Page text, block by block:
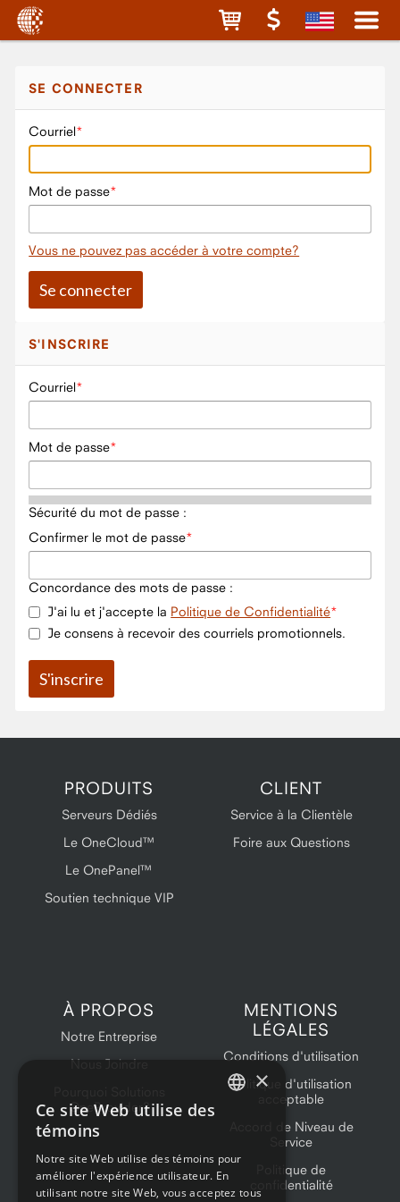
SE CONNECTER
Courriel
Mot de passe
Vous ne pouvez pas accéder à votre compte?
S'INSCRIRE
Courriel
Mot de passe
Sécurité du mot de passe :
Confirmer le mot de passe
Concordance des mots de passe :
J'ai lu et j'accepte la Politique de Confidentialité
Je consens à recevoir des courriels promotionnels.
PRODUITS
Serveurs Dédiés
Le OneCloud™
Le OnePanel™
Soutien technique VIP
CLIENT
Service à la Clientèle
Foire aux Questions
À PROPOS
Notre Entreprise
Nous Joindre
OneProvider?
MENTIONS
LÉGALES
Conditions d'utilisation
Politique d'utilisation
acceptable
Accord de Niveau de
Service
Politique de
confidentialité
×
Ce site Web utilise des
témoins
Notre site Web utilise des témoins pour
améliorer l'expérience utilisateur. En
utilisant notre site Web, vous acceptez tous